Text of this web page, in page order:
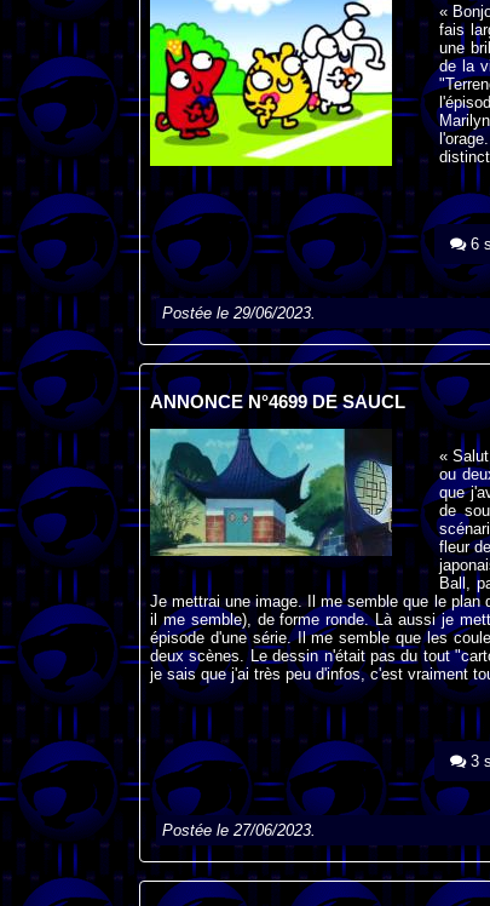
«
fais
une
de la
6
Postée le 29/06/2023.
ANNONCE N°4699 DE SAUCL
«
ou
que
de
fleur
Ball,
Je mettrai une image. Il me semble que le
il me semble), de forme ronde. Là aussi je
épisode d'une série. Il me semble que les
deux scènes. Le dessin n'était pas du tout
je sais que j'ai très peu d'infos, c'est vraiment
3
Postée le 27/06/2023.